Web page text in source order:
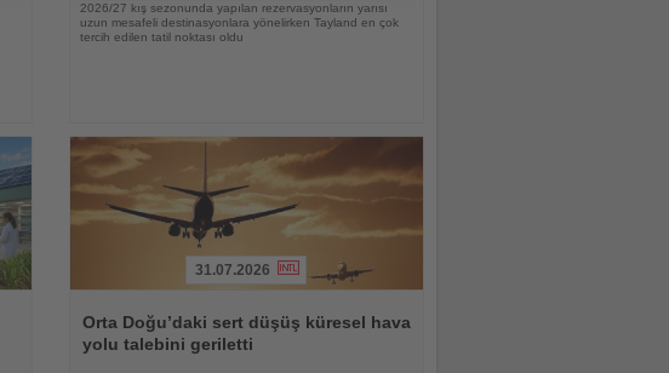
2026/27 kış sezonunda yapılan rezervasyonların yarısı
uzun mesafeli destinasyonlara yönelirken Tayland en çok
tercih edilen tatil noktası oldu
Oku
31.07.2026
Orta Doğu’daki sert düşüş küresel hava
yolu talebini geriletti